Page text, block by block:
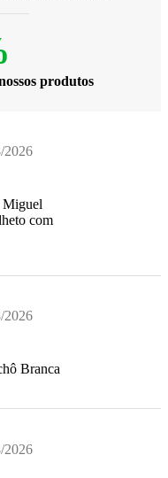
produtos
2026
Miguel
com
2026
Branca
2026